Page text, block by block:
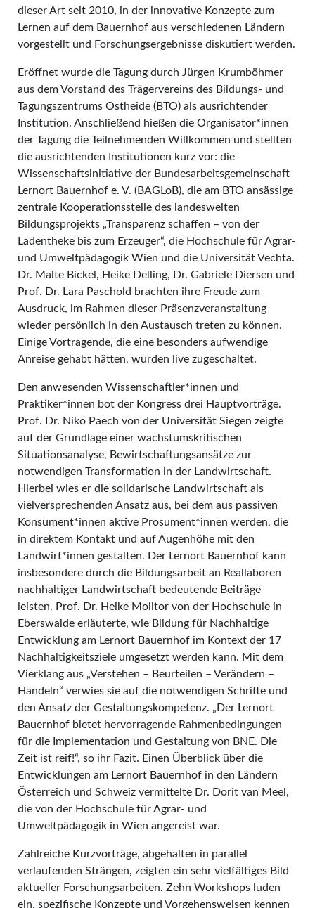
dieser Art seit 2010, in der innovative Konzepte zum
Lernen auf dem Bauernhof aus verschiedenen Ländern
vorgestellt und Forschungsergebnisse diskutiert werden.
Eröffnet wurde die Tagung durch Jürgen Krumböhmer
aus dem Vorstand des Trägervereins des Bildungs- und
Tagungszentrums Ostheide (BTO) als ausrichtender
Institution. Anschließend hießen die Organisator*innen
der Tagung die Teilnehmenden Willkommen und stellten
die ausrichtenden Institutionen kurz vor: die
Wissenschaftsinitiative der Bundesarbeitsgemeinschaft
Lernort Bauernhof e. V. (BAGLoB), die am BTO ansässige
zentrale Kooperationsstelle des landesweiten
Bildungsprojekts „Transparenz schaffen – von der
Ladentheke bis zum Erzeuger“, die Hochschule für Agrar-
und Umweltpädagogik Wien und die Universität Vechta.
Dr. Malte Bickel, Heike Delling, Dr. Gabriele Diersen und
Prof. Dr. Lara Paschold brachten ihre Freude zum
Ausdruck, im Rahmen dieser Präsenzveranstaltung
wieder persönlich in den Austausch treten zu können.
Einige Vortragende, die eine besonders aufwendige
Anreise gehabt hätten, wurden live zugeschaltet.
Den anwesenden Wissenschaftler*innen und
Praktiker*innen bot der Kongress drei Hauptvorträge.
Prof. Dr. Niko Paech von der Universität Siegen zeigte
auf der Grundlage einer wachstumskritischen
Situationsanalyse, Bewirtschaftungsansätze zur
notwendigen Transformation in der Landwirtschaft.
Hierbei wies er die solidarische Landwirtschaft als
vielversprechenden Ansatz aus, bei dem aus passiven
Konsument*innen aktive Prosument*innen werden, die
in direktem Kontakt und auf Augenhöhe mit den
Landwirt*innen gestalten. Der Lernort Bauernhof kann
insbesondere durch die Bildungsarbeit an Reallaboren
nachhaltiger Landwirtschaft bedeutende Beiträge
leisten. Prof. Dr. Heike Molitor von der Hochschule in
Eberswalde erläuterte, wie Bildung für Nachhaltige
Entwicklung am Lernort Bauernhof im Kontext der 17
Nachhaltigkeitsziele umgesetzt werden kann. Mit dem
Vierklang aus „Verstehen – Beurteilen – Verändern –
Handeln“ verwies sie auf die notwendigen Schritte und
den Ansatz der Gestaltungskompetenz. „Der Lernort
Bauernhof bietet hervorragende Rahmenbedingungen
für die Implementation und Gestaltung von BNE. Die
Zeit ist reif!“, so ihr Fazit. Einen Überblick über die
Entwicklungen am Lernort Bauernhof in den Ländern
Österreich und Schweiz vermittelte Dr. Dorit van Meel,
die von der Hochschule für Agrar- und
Umweltpädagogik in Wien angereist war.
Zahlreiche Kurzvorträge, abgehalten in parallel
verlaufenden Strängen, zeigten ein sehr vielfältiges Bild
aktueller Forschungsarbeiten. Zehn Workshops luden
ein, spezifische Konzepte und Vorgehensweisen kennen